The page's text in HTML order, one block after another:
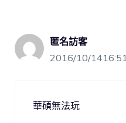
匿名訪客
2016/10/1416:51
華碩無法玩